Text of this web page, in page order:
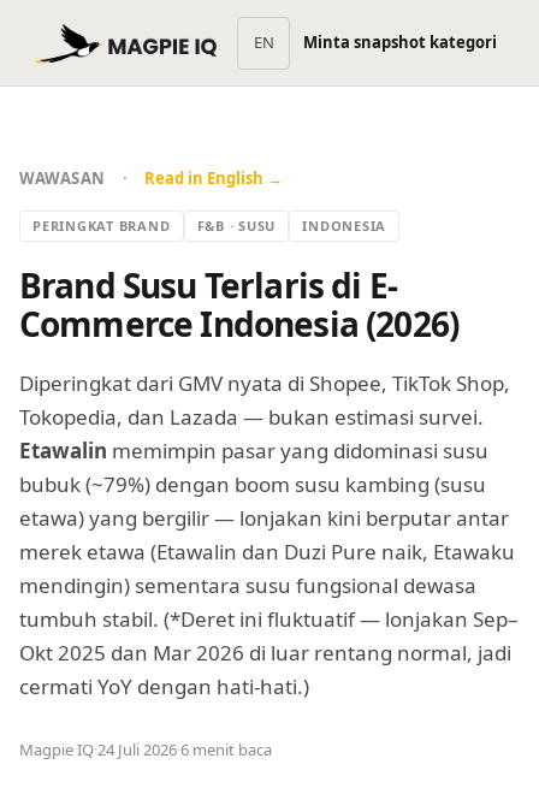
EN Minta snapshot kategori
WAWASAN · Read in English →
PERINGKAT BRAND F&B · SUSU INDONESIA
Brand Susu Terlaris di E-
Commerce Indonesia (2026)
Diperingkat dari GMV nyata di Shopee, TikTok Shop,
Tokopedia, dan Lazada — bukan estimasi survei.
Etawalin memimpin pasar yang didominasi susu
bubuk (~79%) dengan boom susu kambing (susu
etawa) yang bergilir — lonjakan kini berputar antar
merek etawa (Etawalin dan Duzi Pure naik, Etawaku
mendingin) sementara susu fungsional dewasa
tumbuh stabil. (*Deret ini fluktuatif — lonjakan Sep–
Okt 2025 dan Mar 2026 di luar rentang normal, jadi
cermati YoY dengan hati-hati.)
Magpie IQ·24 Juli 2026·6 menit baca